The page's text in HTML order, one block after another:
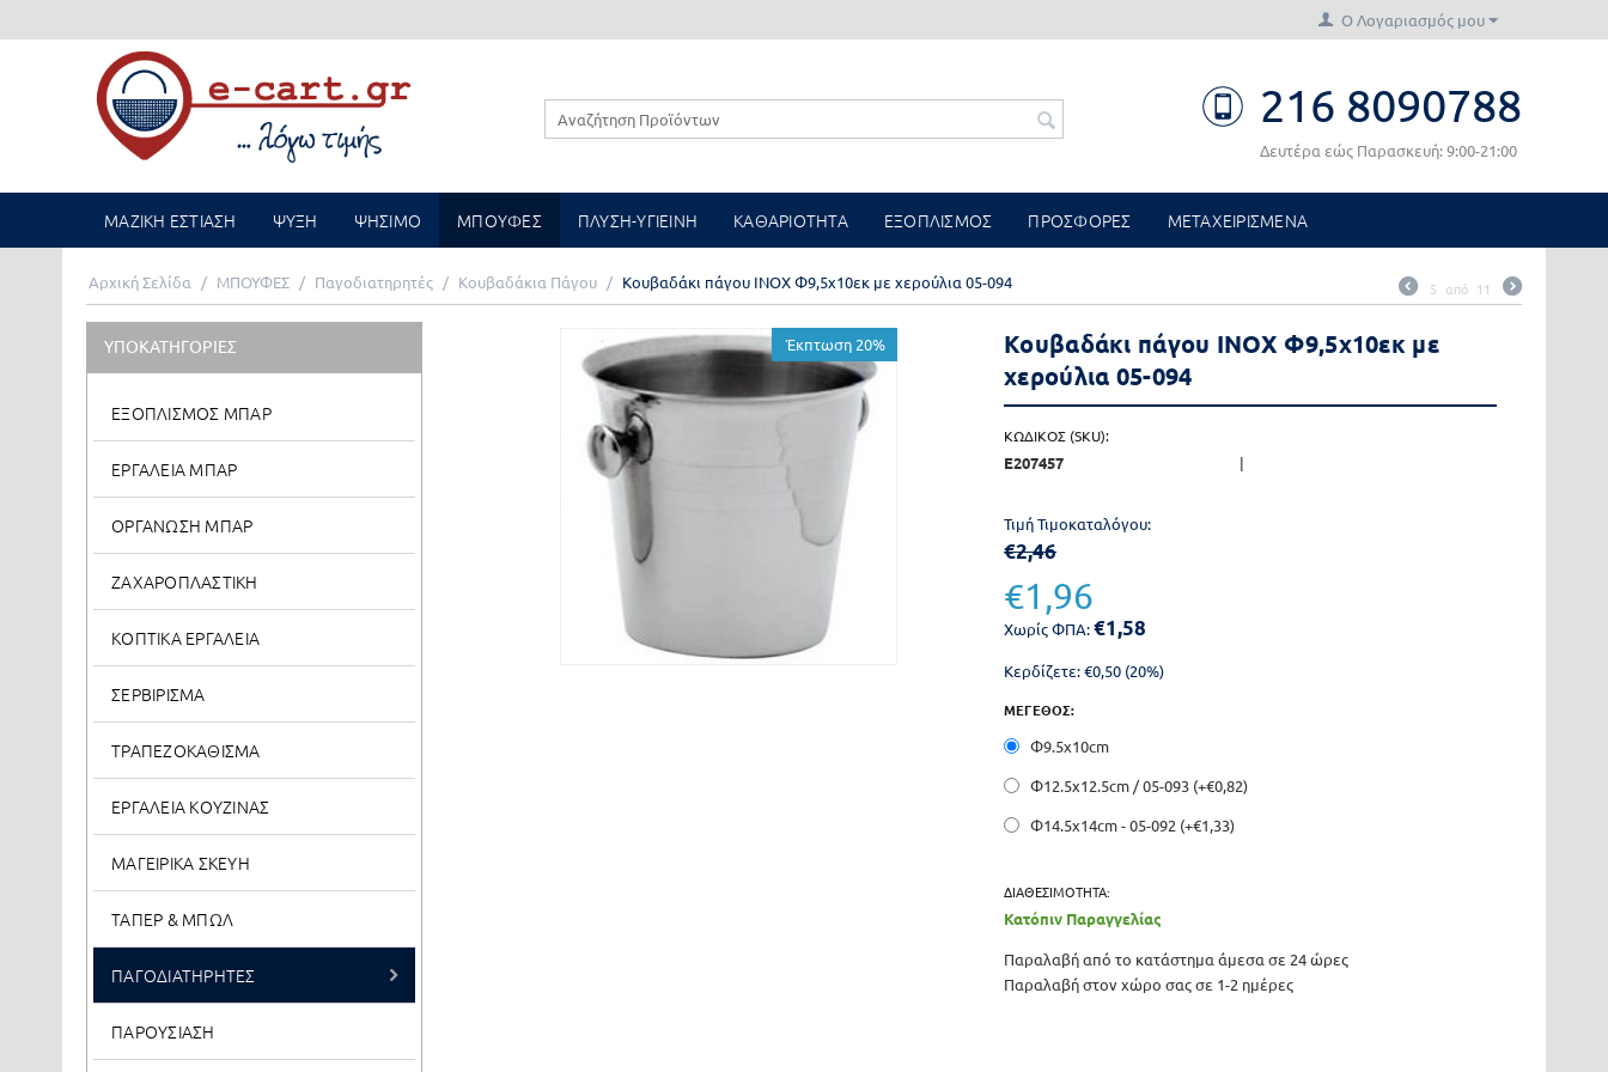
Ο Λογαριασμός μου
216 8090788
Δευτέρα εώς Παρασκευή: 9:00-21:00
ΜΑΖΙΚΗ ΕΣΤΙΑΣΗ ΨΥΞΗ ΨΗΣΙΜΟ ΜΠΟΥΦΕΣ ΠΛΥΣΗ-ΥΓΙΕΙΝΗ ΚΑΘΑΡΙΟΤΗΤΑ ΕΞΟΠΛΙΣΜΟΣ ΠΡΟΣΦΟΡΕΣ ΜΕΤΑΧΕΙΡΙΣΜΕΝΑ
Αρχική Σελίδα / ΜΠΟΥΦΕΣ / Παγοδιατηρητές / Κουβαδάκια Πάγου / Κουβαδάκι πάγου INOX Φ9,5x10εκ με χερούλια 05-094 5 από 11
ΥΠΟΚΑΤΗΓΟΡΙΕΣ
ΕΞΟΠΛΙΣΜΟΣ ΜΠΑΡ
ΕΡΓΑΛΕΙΑ ΜΠΑΡ
ΟΡΓΑΝΩΣΗ ΜΠΑΡ
ΖΑΧΑΡΟΠΛΑΣΤΙΚΗ
ΚΟΠΤΙΚΑ ΕΡΓΑΛΕΙΑ
ΣΕΡΒΙΡΙΣΜΑ
ΤΡΑΠΕΖΟΚΑΘΙΣΜΑ
ΕΡΓΑΛΕΙΑ ΚΟΥΖΙΝΑΣ
ΜΑΓΕΙΡΙΚΑ ΣΚΕΥΗ
ΤΑΠΕΡ & ΜΠΩΛ
ΠΑΓΟΔΙΑΤΗΡΗΤΕΣ
ΠΑΡΟΥΣΙΑΣΗ
Έκπτωση 20%
Κουβαδάκι πάγου INOX Φ9,5x10εκ με
χερούλια 05-094
ΚΩΔΙΚΟΣ (SKU):
E207457 |
Τιμή Τιμοκαταλόγου:
€2,46
€1,96
Χωρίς ΦΠΑ:€1,58
Κερδίζετε: €0,50 (20%)
ΜΕΓΕΘΟΣ:
Φ9.5x10cm
Φ12.5x12.5cm / 05-093 (+€0,82)
Φ14.5x14cm - 05-092 (+€1,33)
ΔΙΑΘΕΣΙΜΟΤΗΤΑ:
Κατόπιν Παραγγελίας
Παραλαβή από το κατάστημα άμεσα σε 24 ώρες
Παραλαβή στον χώρο σας σε 1-2 ημέρες